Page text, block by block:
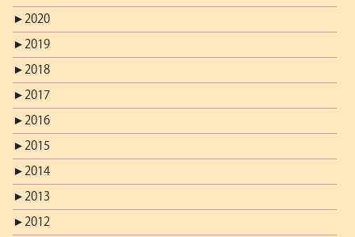
► 2020
► 2019
► 2018
► 2017
► 2016
► 2015
► 2014
► 2013
► 2012